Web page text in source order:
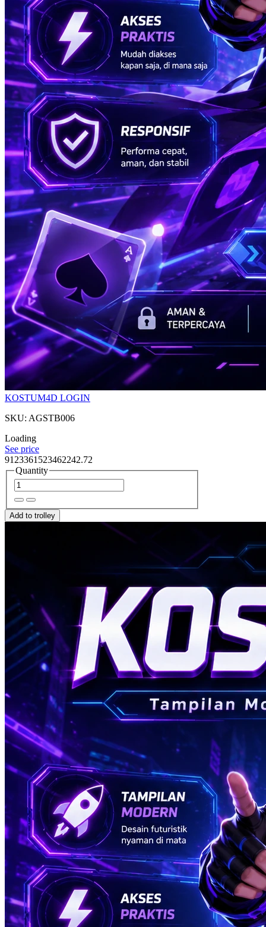
KOSTUM4D LOGIN
SKU: AGSTB006
Loading
See price
9123361523462242.72
Quantity
Add to trolley